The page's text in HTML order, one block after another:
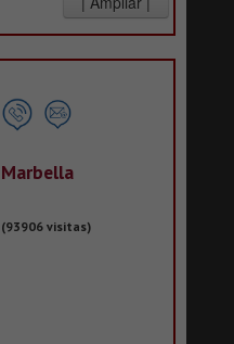
Marbella
(93906 visitas)